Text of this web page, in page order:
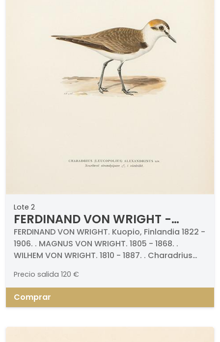
Lote 2
FERDINAND VON WRIGHT -
Charadrius Pluvialis y
Charadrius Alexandrinus
FERDINAND VON WRIGHT. Kuopio, Finlandia 1822 -
1906. . MAGNUS VON WRIGHT. 1805 - 1868. .
WILHEM VON WRIGHT. 1810 - 1887. . Charadrius
grabados cromolitografiados (dos). Firmados
y titulados. Medidas 340 x 260 mm cada uno.
Impresos por "A. Börzells".. . Proceden de la obra
Precio salida 120 €
Comprar